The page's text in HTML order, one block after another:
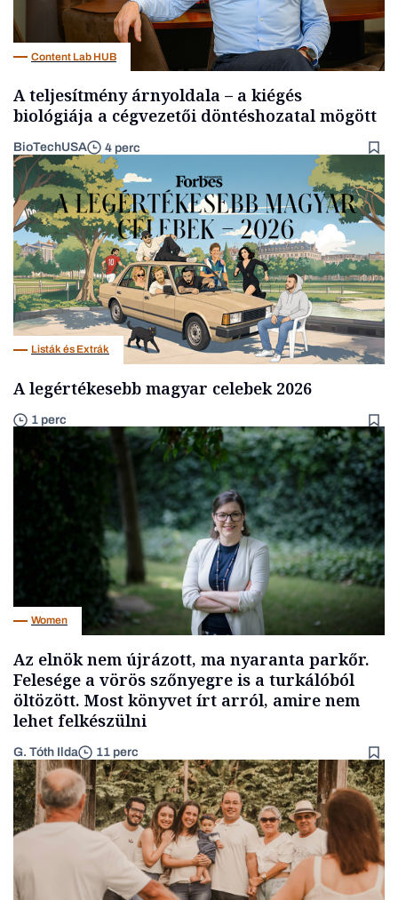
Content Lab HUB
A teljesítmény árnyoldala – a kiégés
biológiája a cégvezetői döntéshozatal mögött
BioTechUSA 4 perc
Listák és Extrák
A legértékesebb magyar celebek 2026
1 perc
Women
Az elnök nem újrázott, ma nyaranta parkőr.
Felesége a vörös szőnyegre is a turkálóból
öltözött. Most könyvet írt arról, amire nem
lehet felkészülni
G. Tóth Ilda 11 perc